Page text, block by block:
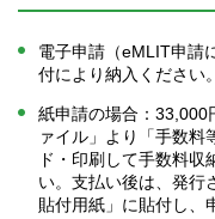
電子申請（eMLIT申請
付により納入ください。
紙申請の場合：33,000
ァイル」より「手数料
ド・印刷して手数料収
い。支払い後は、発行
貼付用紙」に貼付し、